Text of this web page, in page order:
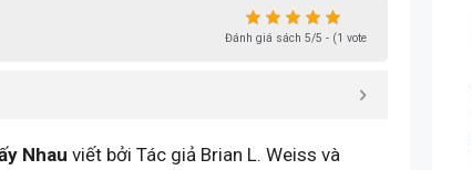
Đánh giá sách 5/5 - (1 vote
Nhau viết bởi Tác giả Brian L. Weiss và